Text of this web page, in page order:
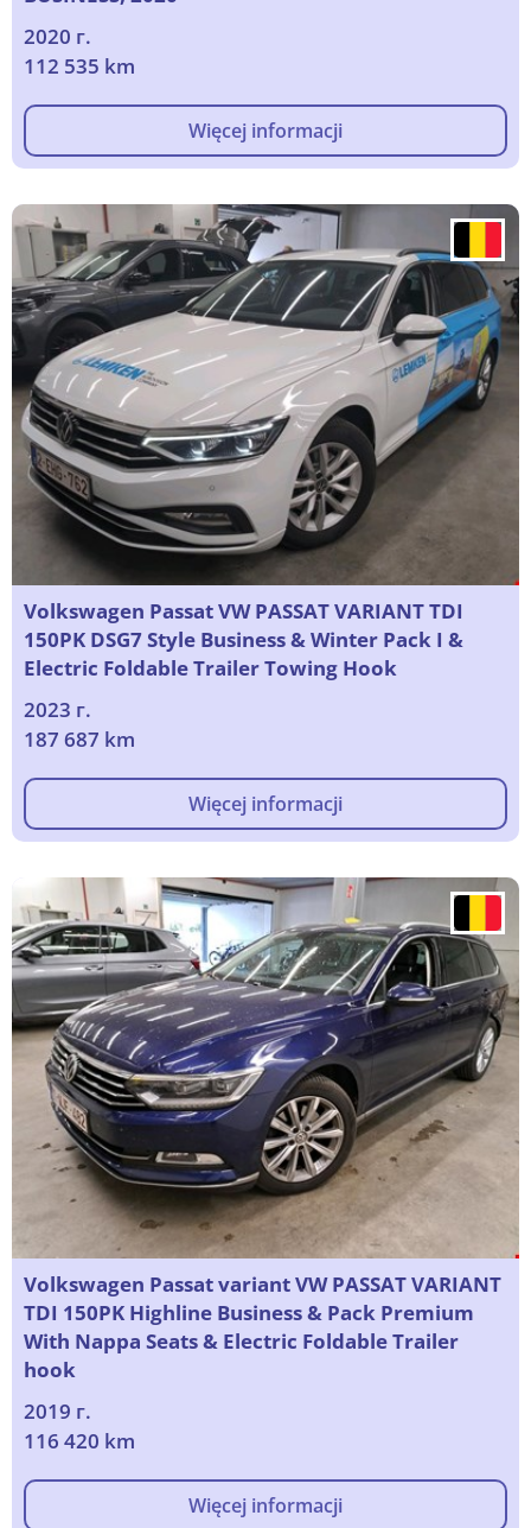
2020 г.
112 535 km
Więcej informacji
Volkswagen Passat VW PASSAT VARIANT TDI
150PK DSG7 Style Business & Winter Pack I &
Electric Foldable Trailer Towing Hook
2023 г.
187 687 km
Więcej informacji
Volkswagen Passat variant VW PASSAT VARIANT
TDI 150PK Highline Business & Pack Premium
With Nappa Seats & Electric Foldable Trailer
hook
2019 г.
116 420 km
Więcej informacji